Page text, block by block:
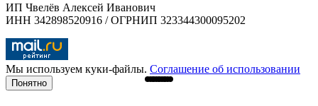
ИП Чвелёв Алексей Иванович
ИНН 342898520916 / ОГРНИП 323344300095202
Мы используем куки-файлы. Соглашение об использовании
Понятно